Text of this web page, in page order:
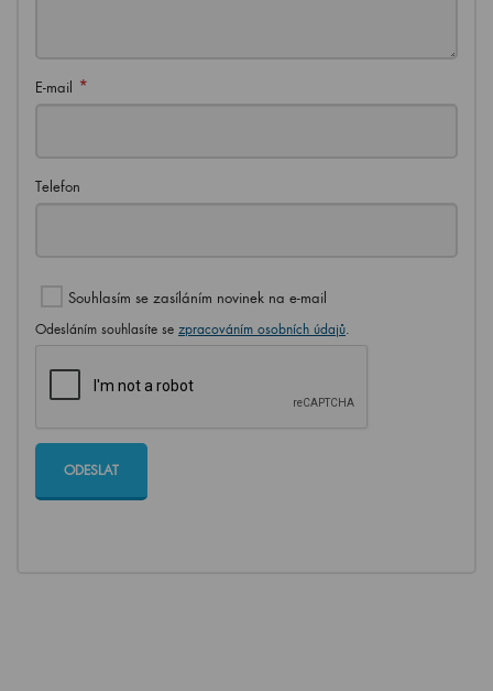
E-mail *
Telefon
Souhlasím se zasíláním novinek na e-mail
Odesláním souhlasíte se zpracováním osobních údajů.